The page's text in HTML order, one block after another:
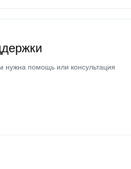
нужна помощь или консультация